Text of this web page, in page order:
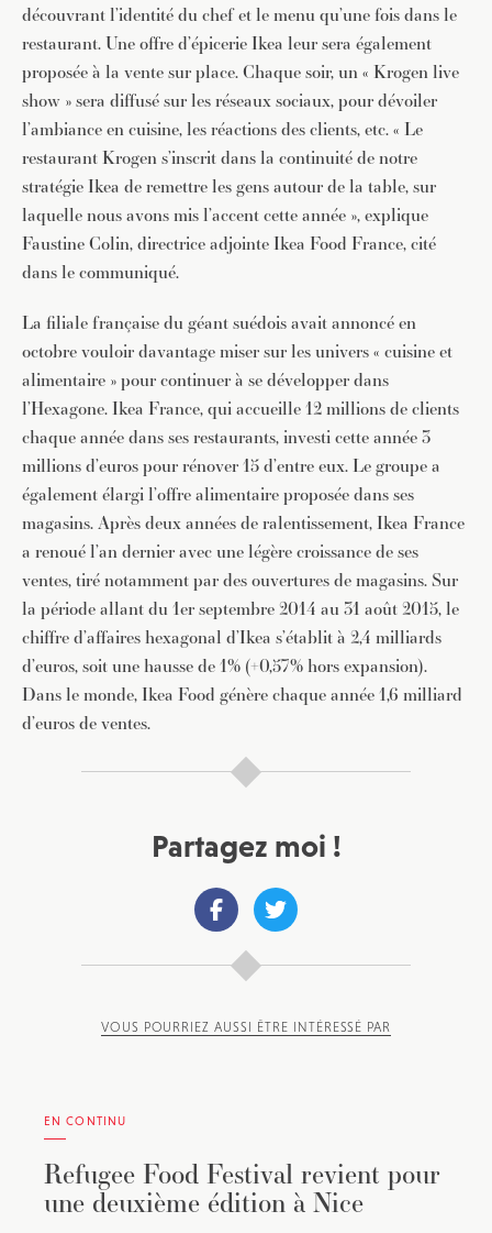
découvrant l’identité du chef et le menu qu’une fois dans le
restaurant. Une offre d’épicerie Ikea leur sera également
proposée à la vente sur place. Chaque soir, un « Krogen live
show » sera diffusé sur les réseaux sociaux, pour dévoiler
l’ambiance en cuisine, les réactions des clients, etc. « Le
restaurant Krogen s’inscrit dans la continuité de notre
stratégie Ikea de remettre les gens autour de la table, sur
laquelle nous avons mis l’accent cette année », explique
Faustine Colin, directrice adjointe Ikea Food France, cité
dans le communiqué.
La filiale française du géant suédois avait annoncé en
octobre vouloir davantage miser sur les univers « cuisine et
alimentaire » pour continuer à se développer dans
l’Hexagone. Ikea France, qui accueille 12 millions de clients
chaque année dans ses restaurants, investi cette année 3
millions d’euros pour rénover 15 d’entre eux. Le groupe a
également élargi l’offre alimentaire proposée dans ses
magasins. Après deux années de ralentissement, Ikea France
a renoué l’an dernier avec une légère croissance de ses
ventes, tiré notamment par des ouvertures de magasins. Sur
la période allant du 1er septembre 2014 au 31 août 2015, le
chiffre d’affaires hexagonal d’Ikea s’établit à 2,4 milliards
d’euros, soit une hausse de 1% (+0,57% hors expansion).
Dans le monde, Ikea Food génère chaque année 1,6 milliard
d’euros de ventes.
Partagez moi !
VOUS POURRIEZ AUSSI ÊTRE INTÉRESSÉ PAR
EN CONTINU
Refugee Food Festival revient pour
une deuxième édition à Nice